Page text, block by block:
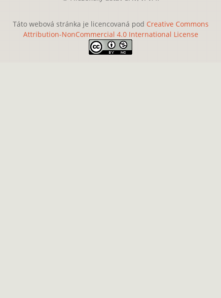
Táto webová stránka je licencovaná pod Creative Commons
Attribution-NonCommercial 4.0 International License